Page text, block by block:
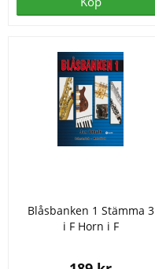
Blåsbanken 1 Stämma 3
i F Horn i F